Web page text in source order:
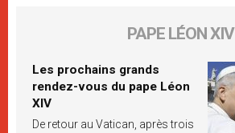
PAPE LÉON XIV
Les prochains grands
rendez-vous du pape Léon
XIV
De retour au Vatican, après trois